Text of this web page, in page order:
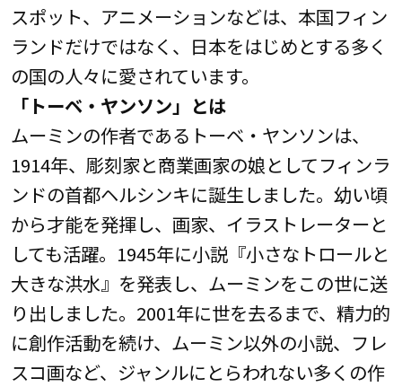
スポット、アニメーションなどは、本国フィン
ランドだけではなく、日本をはじめとする多く
の国の人々に愛されています。
「トーベ・ヤンソン」とは
ムーミンの作者であるトーベ・ヤンソンは、
1914年、彫刻家と商業画家の娘としてフィンラ
ンドの首都ヘルシンキに誕生しました。幼い頃
から才能を発揮し、画家、イラストレーターと
しても活躍。1945年に小説『小さなトロールと
大きな洪水』を発表し、ムーミンをこの世に送
り出しました。2001年に世を去るまで、精力的
に創作活動を続け、ムーミン以外の小説、フレ
スコ画など、ジャンルにとらわれない多くの作